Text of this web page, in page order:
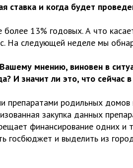
ставка и когда будет
13% годовых. А что
На следующей неделе мы
мнению, виновен в
И значит ли это, что
препаратами родильных домов
закупка данных
финансирование одних
госбюджет и выделить из